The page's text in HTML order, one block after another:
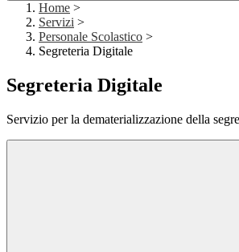
Home >
Servizi >
Personale Scolastico >
Segreteria Digitale
Segreteria Digitale
Servizio per la dematerializzazione della